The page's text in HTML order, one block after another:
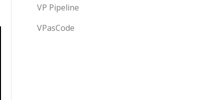
VP Pipeline
VPasCode